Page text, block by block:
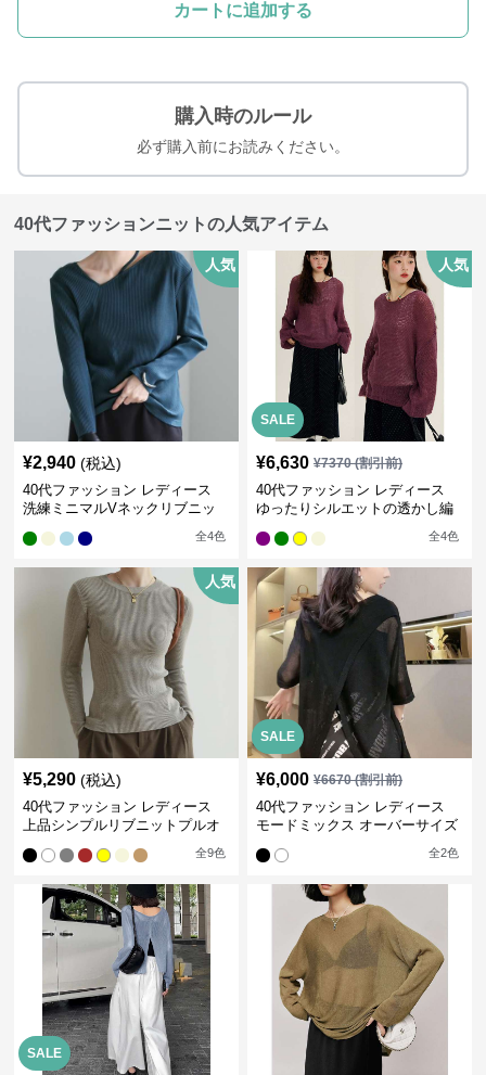
カートに追加する
購入時のルール
必ず購入前にお読みください。
40代ファッションニットの人気アイテム
人気
¥2,940 (税込)
40代ファッション レディース
洗練ミニマルVネックリブニッ
全4色
SALE
人気
¥6,630 ¥7370(割引前)
40代ファッション レディース
ゆったりシルエットの透かし編
全4色
人気
¥5,290 (税込)
40代ファッション レディース
上品シンプルリブニットプルオ
全9色
SALE
¥6,000 ¥6670(割引前)
40代ファッション レディース
モードミックス オーバーサイズ
全2色
SALE